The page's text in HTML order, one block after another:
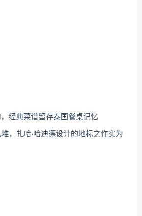
经典菜谱留存泰国餐桌记忆